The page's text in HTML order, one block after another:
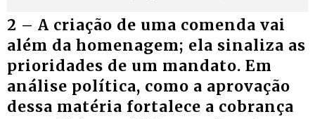
2 – A criação de uma comenda vai
além da homenagem; ela sinaliza as
prioridades de um mandato. Em
análise política, como a aprovação
dessa matéria fortalece a cobrança